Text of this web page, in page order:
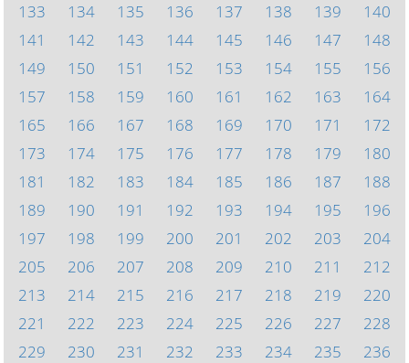
133
134 135 136 137 138 139
140
141
142 143 144 145 146 147
148
149
150 151 152 153 154 155
156
157
158 159 160 161 162 163
164
165
166 167 168 169 170 171
172
173
174 175 176 177 178 179
180
181
182 183 184 185 186 187
188
189
190 191 192 193 194 195
196
197
198 199 200 201 202 203
204
205
206 207 208 209 210 211
212
213
214 215 216 217 218 219
220
221
222 223 224 225 226 227
228
229
230 231 232 233 234 235
236